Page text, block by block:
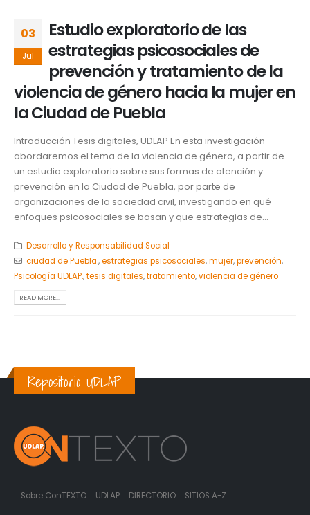
03
Jul
Estudio exploratorio de las
estrategias psicosociales de
prevención y tratamiento de la
violencia de género hacia la mujer en
la Ciudad de Puebla
Introducción Tesis digitales, UDLAP En esta investigación
abordaremos el tema de la violencia de género, a partir de
un estudio exploratorio sobre sus formas de atención y
prevención en la Ciudad de Puebla, por parte de
organizaciones de la sociedad civil, investigando en qué
enfoques psicosociales se basan y que estrategias de...
Desarrollo y Responsabilidad Social
ciudad de Puebla.,estrategias psicosociales,mujer,prevención,
Psicología UDLAP.,tesis digitales,tratamiento,violencia de género
READ MORE...
Repositorio UDLAP
Sobre ConTEXTO UDLAP DIRECTORIO SITIOS A-Z